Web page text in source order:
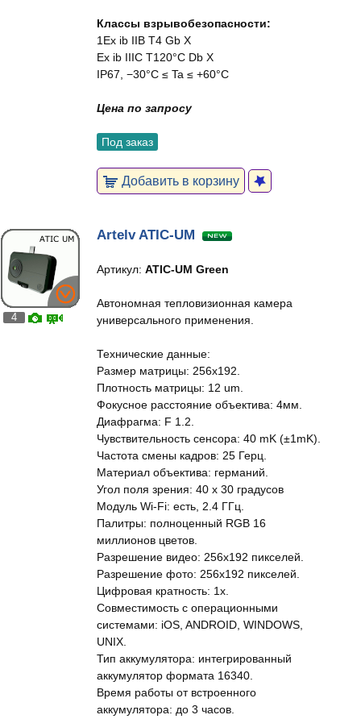
Классы взрывобезопасности:
1Ex ib IIB T4 Gb X
Ex ib IIIC T120°C Db X
IP67, −30°C ≤ Ta ≤ +60°C
Цена по запросу
Под заказ
Добавить в корзину
4
Artelv ATIC-UM
Артикул: ATIC-UM Green
Автономная тепловизионная камера
универсального применения.
Технические данные:
Размер матрицы: 256x192.
Плотность матрицы: 12 um.
Фокусное расстояние объектива: 4мм.
Диафрагма: F 1.2.
Чувствительность сенсора: 40 mK (±1mK).
Частота смены кадров: 25 Герц.
Материал объектива: германий.
Угол поля зрения: 40 x 30 градусов
Модуль Wi-Fi: есть, 2.4 ГГц.
Палитры: полноценный RGB 16
миллионов цветов.
Разрешение видео: 256x192 пикселей.
Разрешение фото: 256x192 пикселей.
Цифровая кратность: 1x.
Совместимость с операционными
системами: iOS, ANDROID, WINDOWS,
UNIX.
Тип аккумулятора: интегрированный
аккумулятор формата 16340.
Время работы от встроенного
аккумулятора: до 3 часов.